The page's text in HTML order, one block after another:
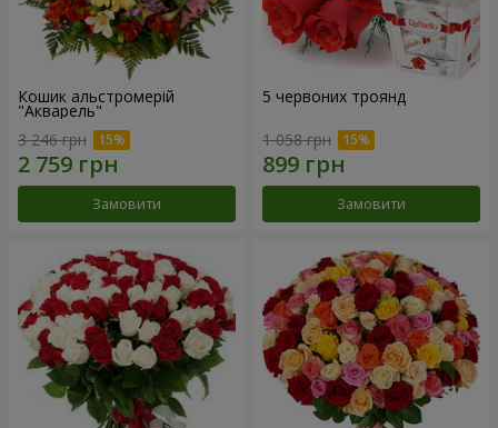
Кошик альстромерій
"Акварель"
3 246 грн
Замовити
5 червоних троянд
1 058 грн
Замовити